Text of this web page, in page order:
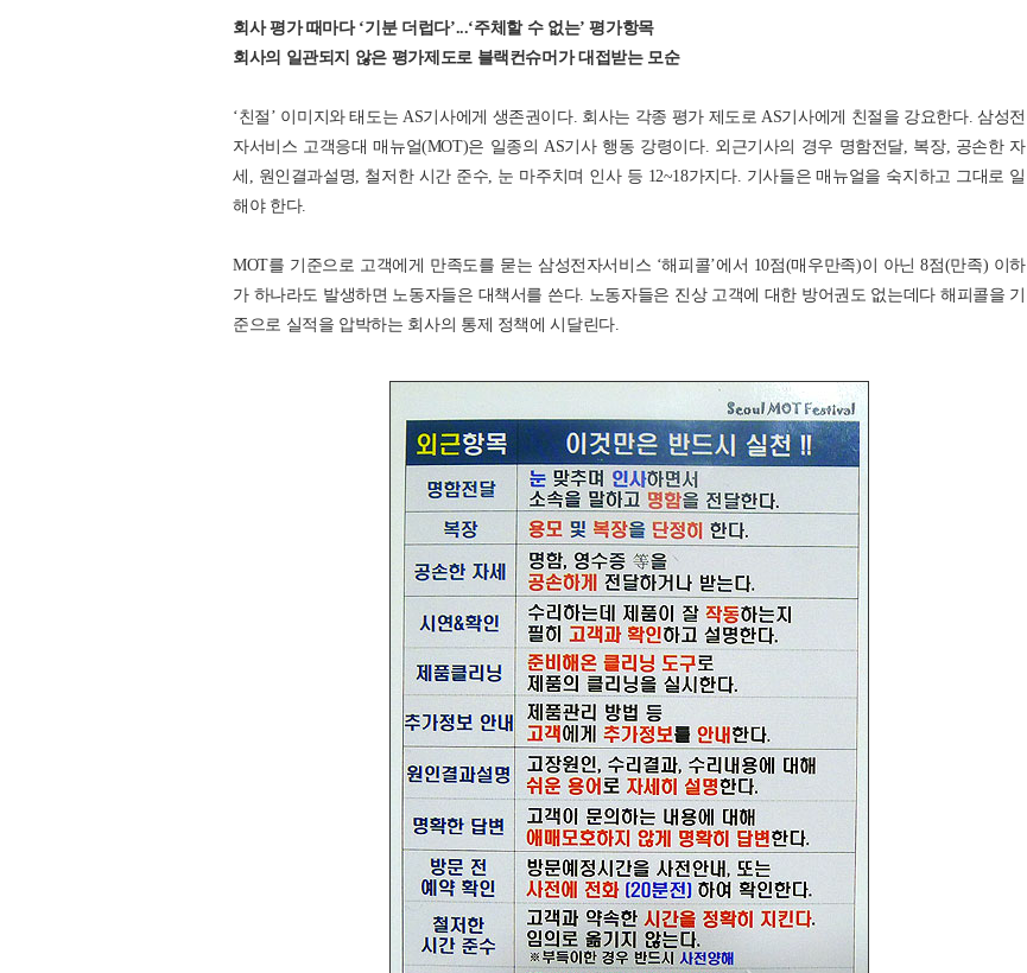
회사 평가 때마다 ‘기분 더럽다’...‘주체할 수 없는’ 평가항목
회사의 일관되지 않은 평가제도로 블랙컨슈머가 대접받는 모순
‘친절’ 이미지와 태도는 AS기사에게 생존권이다. 회사는 각종 평가 제도로 AS기사에게 친절을 강요한다. 삼성전
자서비스 고객응대 매뉴얼(MOT)은 일종의 AS기사 행동 강령이다. 외근기사의 경우 명함전달, 복장, 공손한 자
세, 원인결과설명, 철저한 시간 준수, 눈 마주치며 인사 등 12~18가지다. 기사들은 매뉴얼을 숙지하고 그대로 일
해야 한다.
MOT를 기준으로 고객에게 만족도를 묻는 삼성전자서비스 ‘해피콜’에서 10점(매우만족)이 아닌 8점(만족) 이하
가 하나라도 발생하면 노동자들은 대책서를 쓴다. 노동자들은 진상 고객에 대한 방어권도 없는데다 해피콜을 기
준으로 실적을 압박하는 회사의 통제 정책에 시달린다.